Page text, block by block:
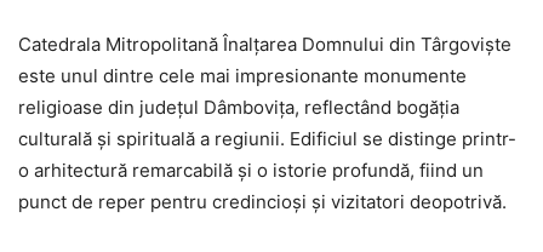
Catedrala Mitropolitană Înalțarea Domnului din Târgoviște
este unul dintre cele mai impresionante monumente
religioase din județul Dâmbovița, reflectând bogăția
culturală și spirituală a regiunii. Edificiul se distinge printr-
o arhitectură remarcabilă și o istorie profundă, fiind un
punct de reper pentru credincioși și vizitatori deopotrivă.